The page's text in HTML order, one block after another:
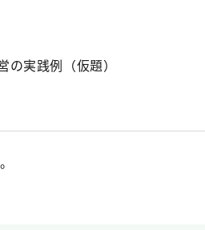
実践例（仮題）